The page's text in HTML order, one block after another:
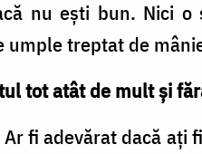
nu eşti bun. Nici o
treptat de
tot atât de mult şi
fi adevărat dacă